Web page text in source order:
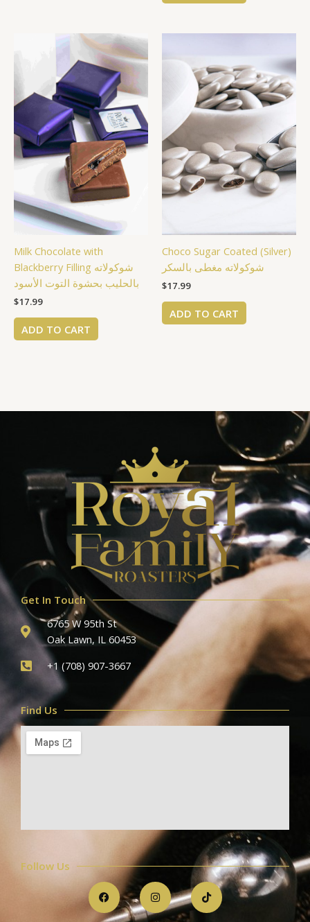
Milk Chocolate with
Blackberry Filling شوكولاته
بالحليب بحشوة التوت الأسود
$17.99
ADD TO CART
Choco Sugar Coated (Silver)
شوكولاته مغطى بالسكر
$17.99
ADD TO CART
Get In Touch
6765 W 95th St
Oak Lawn, IL 60453
+1 (708) 907-3667
Find Us
Follow Us
F
a
c
e
I
n
s
t
T
i
k
t